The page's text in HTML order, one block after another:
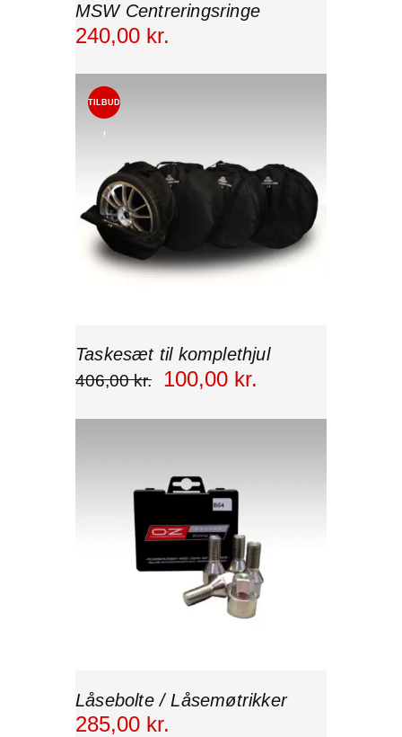
MSW Centreringsringe
240,00 kr.
TILBUD
!
Taskesæt til komplethjul
406,00 kr. 100,00 kr.
Låsebolte / Låsemøtrikker
285,00 kr.